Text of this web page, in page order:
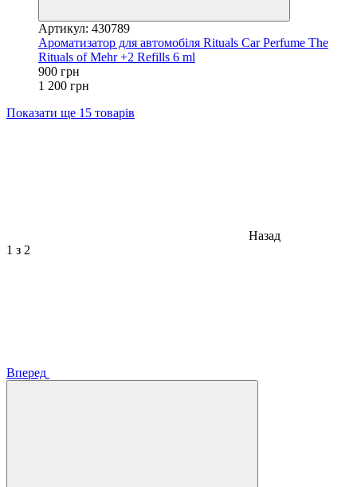
Артикул: 430789
Ароматизатор для автомобіля Rituals ​Car Perfume The
Rituals of Mehr +2 Refills 6 ml
900 грн
1 200 грн
Показати ще 15 товарів
Назад
1 з 2
Вперед